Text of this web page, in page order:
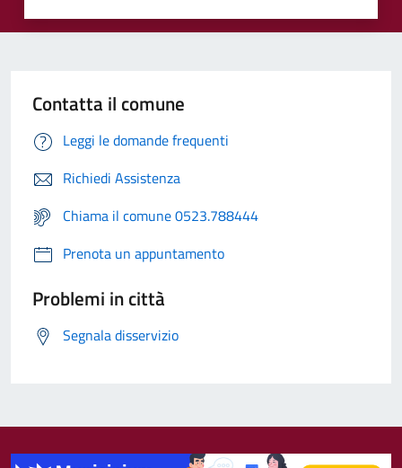
Contatta il comune
Leggi le domande frequenti
Richiedi Assistenza
Chiama il comune 0523.788444
Prenota un appuntamento
Problemi in città
Segnala disservizio